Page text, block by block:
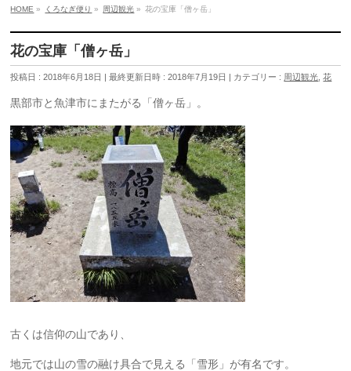
HOME » くろなぎ便り » 周辺観光 » 花の宝庫「僧ヶ岳」
花の宝庫「僧ヶ岳」
投稿日 : 2018年6月18日 最終更新日時 : 2018年7月19日 カテゴリー : 周辺観光 ,花
黒部市と魚津市にまたがる「僧ヶ岳」。
古くは信仰の山であり、
地元では山の雪の融け具合で見える「雪形」が有名です。